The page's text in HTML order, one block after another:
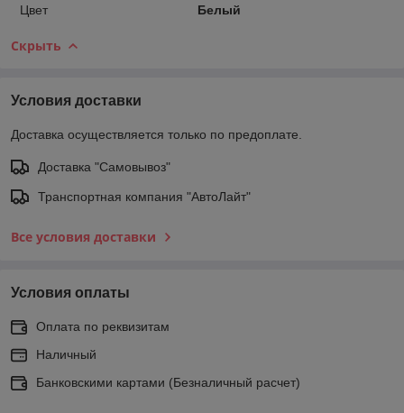
Цвет Белый
Скрыть
Условия доставки
Доставка осуществляется только по предоплате.
Доставка "Самовывоз"
Транспортная компания "АвтоЛайт"
Все условия доставки
Условия оплаты
Оплата по реквизитам
Наличный
Банковскими картами (Безналичный расчет)